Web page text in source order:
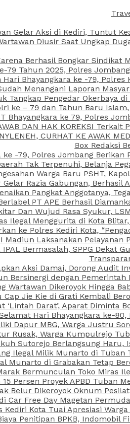
Gelar Aksi di Kediri, Tuntut
Diusir Saat Ungkap
Berhasil Bongkar
79 Tahun 2025, Polres
Hari Bhayangkara ke -79,
Menangani Laporan
Tangkap Pengedar Okerbaya
ke – 79 dan Tahun Baru
Bhayangkara ke 79, Polres
DAN HAK KOREKSI
CURHAT KE AWAK
Box Redaksi
ke -79, Polres Jombang
Tak Terpenuhi, Belanja
Warga Baru PSHT,
Razia Gabungan,
Pangkat Anggotanya,
PT APE Berhasil
Dan Wujud Rasa Syukur,
Ilegal Menggurita di Kota
ke Polres Kediri Kota,
Madiun Laksanakan
Bermasalah, SPPG
Aksi Damai, Dorong Audit
Bersinergi dengan
Wartawan Dikeroyok Hingga
Jie Kie di Grati Kembali
Darat’, Aparat Diminta
Hari Bhayangkara ke-
Dapur MBG, Warga Justru
Rusak, Warga Kumpulrejo
Sutorejo Berlangsung Haru,
Ilegal Milik Munarto di
Munarto di Grabakan Tetap
Bermunculan Toko Miras
Persen Proyek APBD Tuban
Belur Dikeroyok Oknum
Car Free Day Magetan
Kediri Kota Tuai Apresiasi
Penitipan BPKB, Indomobil